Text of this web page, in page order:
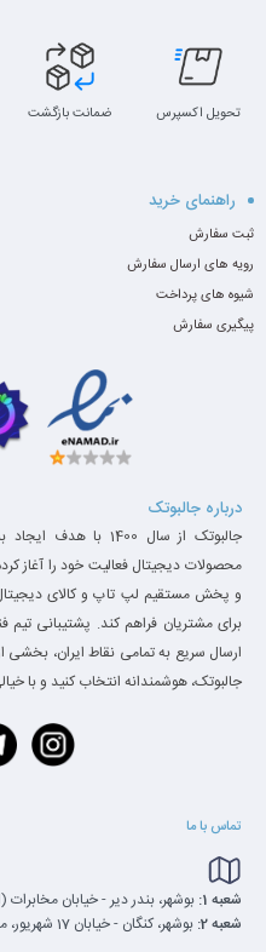
تحویل اکسپرس ضمانت بازگشت
راهنمای خرید
ثبت سفارش
رویه های ارسال سفارش
شیوه های پرداخت
پیگیری سفارش
درباره جالبوتک
جالبوتک از سال
محصولات دیجیتال فعالیت خود را آغاز
و پخش مستقیم لپ تاپ و کالای
برای مشتریان فراهم کند. پشتیبانی
ارسال سریع به تمامی نقاط ایران،
جالبوتک، هوشمندانه انتخاب کنید و با
تماس با ما
شعبه 1:
بوشهر، بندر دیر - خیابان
شعبه 2:
بوشهر، کنگان - خیابان 17 شهریور، مجتمع پزشکی امام رضا(ع)، جنب داروخانه